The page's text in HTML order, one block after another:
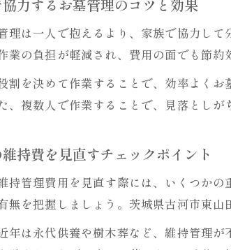
力するお墓管理のコツと効果
理は一人で抱えるより、家族で協力し
業の負担が軽減され、費用の面でも節
割を決めて作業することで、効率よく
、複数人で作業することで、見落とし
持費を見直すチェックポイント
持管理費用を見直す際には、いくつか
無を把握しましょう。茨城県古河市東
年は永代供養や樹木葬など、維持管理